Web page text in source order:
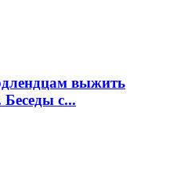
выжить
Беседы с...